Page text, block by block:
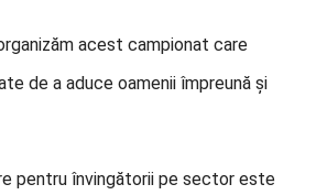
acest campionat care
de a aduce oamenii împreună și
pentru învingătorii pe sector este